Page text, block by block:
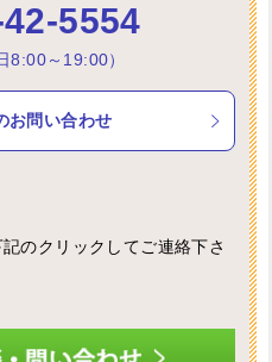
5554
8:00～19:00）
お問い合わせ
のクリックしてご連絡下さ